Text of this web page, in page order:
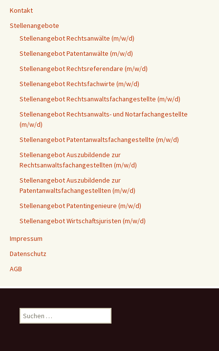
Kontakt
Stellenangebote
Stellenangebot Rechtsanwälte (m/w/d)
Stellenangebot Patentanwälte (m/w/d)
Stellenangebot Rechtsreferendare (m/w/d)
Stellenangebot Rechtsfachwirte (m/w/d)
Stellenangebot Rechtsanwaltsfachangestellte (m/w/d)
Stellenangebot Rechtsanwalts- und Notarfachangestellte
(m/w/d)
Stellenangebot Patentanwaltsfachangestellte (m/w/d)
Stellenangebot Auszubildende zur
Rechtsanwaltsfachangestellten (m/w/d)
Stellenangebot Auszubildende zur
Patentanwaltsfachangestellten (m/w/d)
Stellenangebot Patentingenieure (m/w/d)
Stellenangebot Wirtschaftsjuristen (m/w/d)
Impressum
Datenschutz
AGB
Suchen
nach: